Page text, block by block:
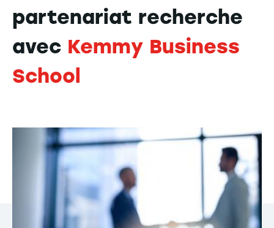
partenariat recherche
avec Kemmy Business
School